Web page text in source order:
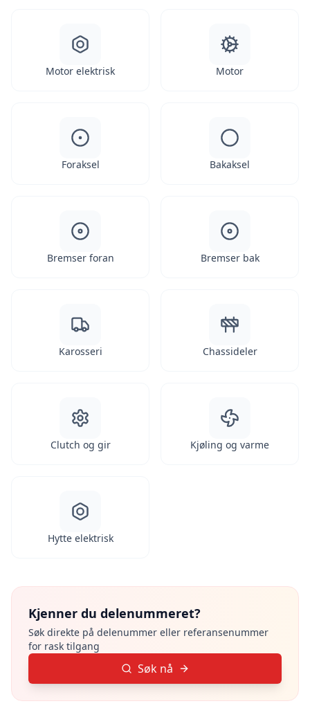
Motor elektrisk Motor
Foraksel Bakaksel
Bremser foran Bremser bak
Karosseri Chassideler
Clutch og gir Kjøling og varme
Hytte elektrisk
Kjenner du delenummeret?
Søk direkte på delenummer eller referansenummer
for rask tilgang
Søk nå